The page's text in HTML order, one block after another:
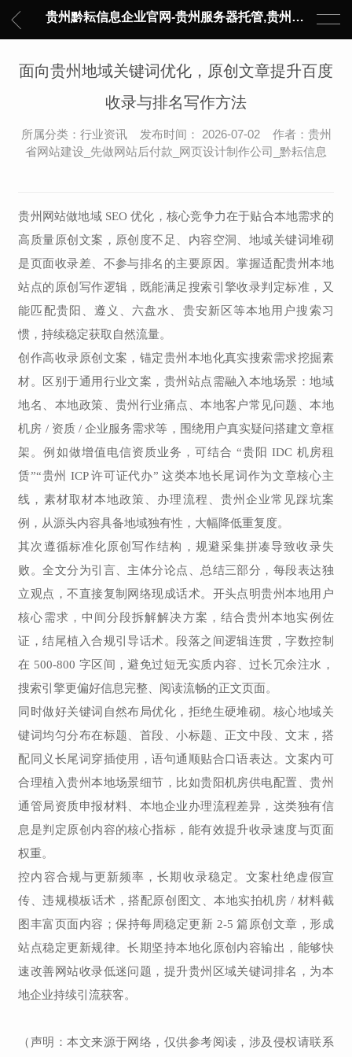
贵州黔耘信息企业官网-贵州服务器托管,贵州主机托管,云服务器托管,数据中心托管,网络设备托管,服务器租用,托管服务提供商,服务器管理-黔耘信息 贵州数据中心机柜租用-专业贵州IDC托管服务器维修
面向贵州地域关键词优化，原创文章提升百度
收录与排名写作方法
所属分类：行业资讯 发布时间： 2026-07-02 作者：贵州
省网站建设_先做网站后付款_网页设计制作公司_黔耘信息
贵州网站做地域 SEO 优化，核心竞争力在于贴合本地需求的
高质量原创文案，原创度不足、内容空洞、地域关键词堆砌
是页面收录差、不参与排名的主要原因。掌握适配贵州本地
站点的原创写作逻辑，既能满足搜索引擎收录判定标准，又
能匹配贵阳、遵义、六盘水、贵安新区等本地用户搜索习
惯，持续稳定获取自然流量。
创作高收录原创文案，锚定贵州本地化真实搜索需求挖掘素
材。区别于通用行业文案，贵州站点需融入本地场景：地域
地名、本地政策、贵州行业痛点、本地客户常见问题、本地
机房 / 资质 / 企业服务需求等，围绕用户真实疑问搭建文章框
架。例如做增值电信资质业务，可结合 “贵阳 IDC 机房租
赁”“贵州 ICP 许可证代办” 这类本地长尾词作为文章核心主
线，素材取材本地政策、办理流程、贵州企业常见踩坑案
例，从源头内容具备地域独有性，大幅降低重复度。
其次遵循标准化原创写作结构，规避采集拼凑导致收录失
败。全文分为引言、主体分论点、总结三部分，每段表达独
立观点，不直接复制网络现成话术。开头点明贵州本地用户
核心需求，中间分段拆解解决方案，结合贵州本地实例佐
证，结尾植入合规引导话术。段落之间逻辑连贯，字数控制
在 500-800 字区间，避免过短无实质内容、过长冗余注水，
搜索引擎更偏好信息完整、阅读流畅的正文页面。
同时做好关键词自然布局优化，拒绝生硬堆砌。核心地域关
键词均匀分布在标题、首段、小标题、正文中段、文末，搭
配同义长尾词穿插使用，语句通顺贴合口语表达。文案内可
合理植入贵州本地场景细节，比如贵阳机房供电配置、贵州
通管局资质申报材料、本地企业办理流程差异，这类独有信
息是判定原创内容的核心指标，能有效提升收录速度与页面
权重。
控内容合规与更新频率，长期收录稳定。文案杜绝虚假宣
传、违规模板话术，搭配原创图文、本地实拍机房 / 材料截
图丰富页面内容；保持每周稳定更新 2-5 篇原创文章，形成
站点稳定更新规律。长期坚持本地化原创内容输出，能够快
速改善网站收录低迷问题，提升贵州区域关键词排名，为本
地企业持续引流获客。
（声明：本文来源于网络，仅供参考阅读，涉及侵权请联系